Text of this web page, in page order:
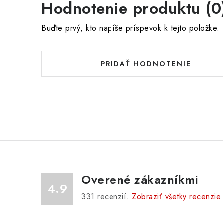
Hodnotenie produktu
Buďte prvý, kto napíše príspevok k tejto položke.
PRIDAŤ HODNOTENIE
4.9
Overené zákazníkmi
331 recenzií. Zobraziť všetky recenzie